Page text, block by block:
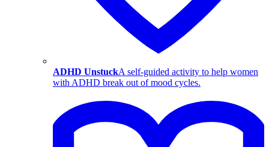
ADHD UnstuckA self-guided activity to help women
with ADHD break out of mood cycles.